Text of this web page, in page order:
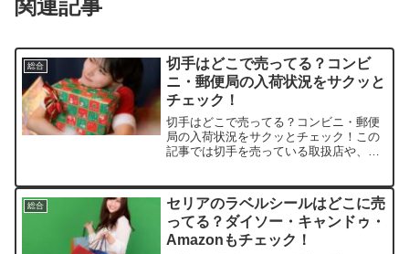
関連記事
総合
切手はどこで売ってる？コンビ
ニ・郵便局の入荷状況をサクッと
チェック！
切手はどこで売ってる？コンビニ・郵便
局の入荷状況をサクッとチェック！この
記事では切手を売っている取扱店や、平
1枚）備考楽天市場80円セット販売が多
く、送料無料キャンペ...
総合
セリアのラベルシールはどこに売
ってる？ダイソー・キャンドゥ・
Amazonもチェック！